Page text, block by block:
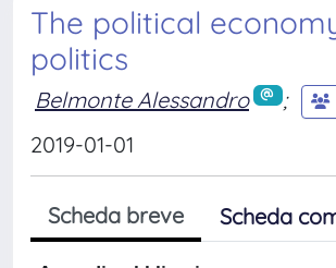
The political
politics
Belmonte Alessandro
;
2019-01-01
Scheda breve Scheda